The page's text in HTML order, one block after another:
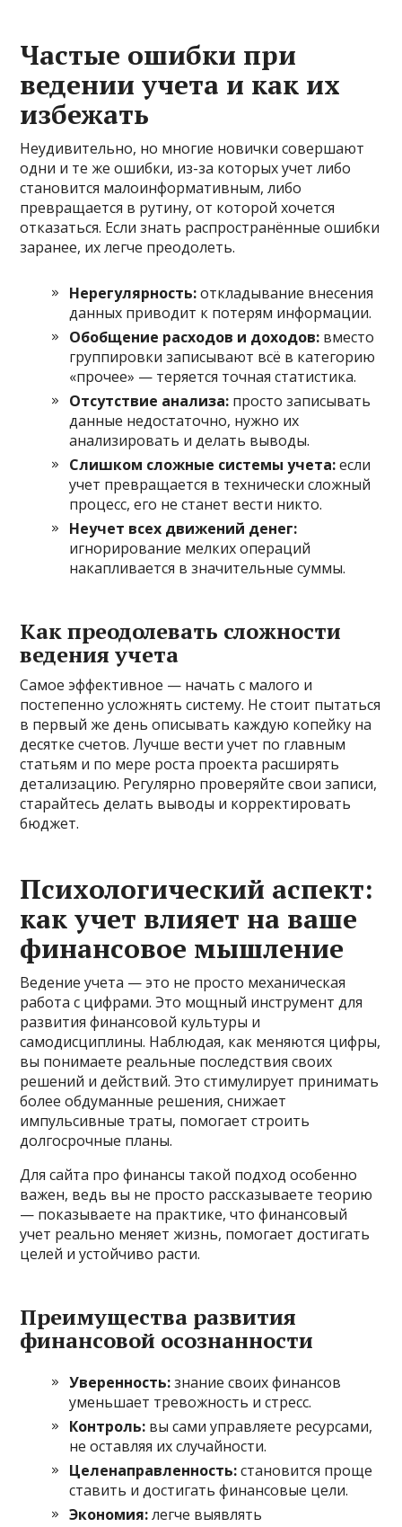
Частые ошибки при
ведении учета и как их
избежать
Неудивительно, но многие новички совершают
одни и те же ошибки, из-за которых учет либо
становится малоинформативным, либо
превращается в рутину, от которой хочется
отказаться. Если знать распространённые ошибки
заранее, их легче преодолеть.
Нерегулярность:откладывание внесения
данных приводит к потерям информации.
Обобщение расходов и доходов: вместо
группировки записывают всё в категорию
«прочее» — теряется точная статистика.
Отсутствие анализа: просто записывать
данные недостаточно, нужно их
анализировать и делать выводы.
Слишком сложные системы учета:если
учет превращается в технически сложный
процесс, его не станет вести никто.
Неучет всех движений денег:
игнорирование мелких операций
накапливается в значительные суммы.
Как преодолевать сложности
ведения учета
Самое эффективное — начать с малого и
постепенно усложнять систему. Не стоит пытаться
в первый же день описывать каждую копейку на
десятке счетов. Лучше вести учет по главным
статьям и по мере роста проекта расширять
детализацию. Регулярно проверяйте свои записи,
старайтесь делать выводы и корректировать
бюджет.
Психологический аспект:
как учет влияет на ваше
финансовое мышление
Ведение учета — это не просто механическая
работа с цифрами. Это мощный инструмент для
развития финансовой культуры и
самодисциплины. Наблюдая, как меняются цифры,
вы понимаете реальные последствия своих
решений и действий. Это стимулирует принимать
более обдуманные решения, снижает
импульсивные траты, помогает строить
долгосрочные планы.
Для сайта про финансы такой подход особенно
важен, ведь вы не просто рассказываете теорию
— показываете на практике, что финансовый
учет реально меняет жизнь, помогает достигать
целей и устойчиво расти.
Преимущества развития
финансовой осознанности
Уверенность:знание своих финансов
уменьшает тревожность и стресс.
Контроль: вы сами управляете ресурсами,
не оставляя их случайности.
Целенаправленность:становится проще
ставить и достигать финансовые цели.
Экономия:легче выявлять